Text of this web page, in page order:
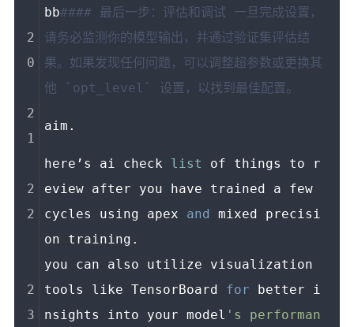
bb#### 最后一步：评估和调试 一旦完成设置，
请务必监测你的模型输出，并通过验证集评估结
果。如果发现任何问题，可以调整超参数或更换其
他 `opt_level` 设置，以找到最佳配置。
aim.
here’s ai check list
of things to r
eview after you have trained a few
cycles using apex and
mixed precisi
on training.
you can also utilize visualization
tools like TensorBoard for better i
nsights into your model 's performan